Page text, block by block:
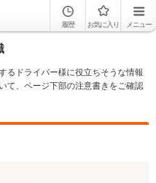
履歴 お気に入り メニュー
るドライバー様に役立ちそうな情報
て、ページ下部の注意書きをご確認